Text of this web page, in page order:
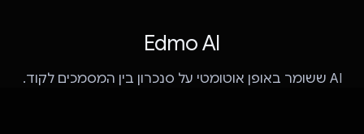
Edmo AI
AI ששומר באופן אוטומטי על סנכרון בין המסמכים לקוד.